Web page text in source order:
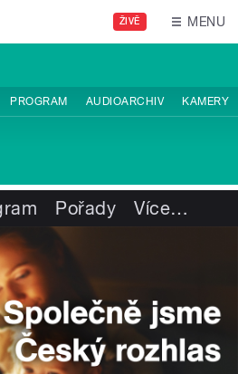
ŽIVĚ MENU
PROGRAM AUDIOARCHIV KAMERY
Pořady Více…